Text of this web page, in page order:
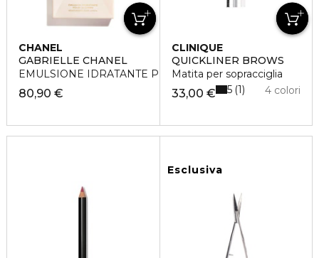
CHANEL
GABRIELLE CHANEL
EMULSIONE IDRATANTE PER IL CORPO
80,90 €
CLINIQUE
QUICKLINER BROWS
Matita per sopracciglia
33,00 € 4 colori
5 1
Esclusiva